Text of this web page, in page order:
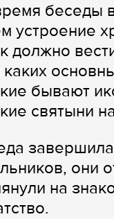
беседы
устроение
должно
каких
бывают
святыни
они
на